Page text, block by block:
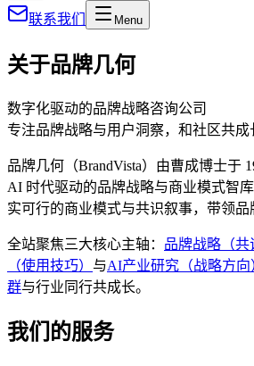
联系我们 Menu
关于品牌几何
数字化驱动的品牌战略咨询公司
专注品牌战略与用户洞察，和社区共成
品牌几何（BrandVista）由曹成博士于
AI 时代驱动的品牌战略与商业模式智
实可行的商业模式与共识叙事，带领品
全站聚焦三大核心主轴： 品牌战略（共
（使用技巧） 与AI产业研究（战略方向
群与行业同行共成长。
我们的服务